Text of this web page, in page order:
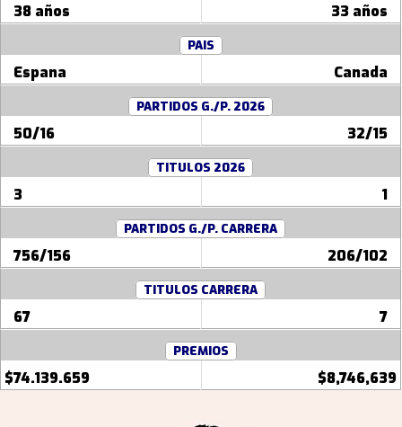
38 años 33 años
PAIS
Espana Canada
PARTIDOS G./P. 2026
50/16 32/15
TITULOS 2026
3 1
PARTIDOS G./P. CARRERA
756/156 206/102
TITULOS CARRERA
67 7
PREMIOS
$74.139.659 $8,746,639